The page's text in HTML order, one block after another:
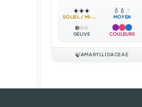
☀️☀️☀️
SOLEIL / MI-OMBRE
💧 💧 💧
MOYEN
❄️❄️❄️
GÉLIVE COULEURS
🍃AMARYLLIDACEAE